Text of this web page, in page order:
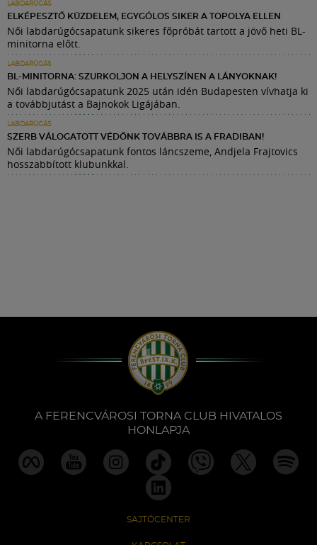
LABDARÚGÁS
ELKÉPESZTŐ KÜZDELEM, EGYGÓLOS SIKER A TOPOLYA ELLEN
Női labdarúgócsapatunk sikeres főpróbát tartott a jövő heti BL-
minitorna előtt.
LABDARÚGÁS
BL-MINITORNA: SZURKOLJON A HELYSZÍNEN A LÁNYOKNAK!
Női labdarúgócsapatunk 2025 után idén Budapesten vívhatja ki
a továbbjutást a Bajnokok Ligájában.
LABDARÚGÁS
SZERB VÁLOGATOTT VÉDŐNK TOVÁBBRA IS A FRADIBAN!
Női labdarúgócsapatunk fontos láncszeme, Andjela Frajtovics
hosszabbított klubunkkal.
A FERENCVÁROSI TORNA CLUB HIVATALOS
HONLAPJA
SAJTÓCENTER